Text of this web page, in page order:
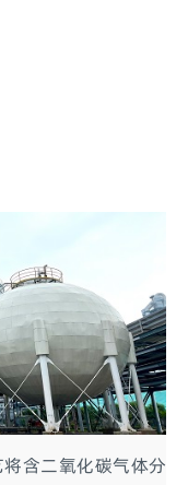
含二氧化碳气体分